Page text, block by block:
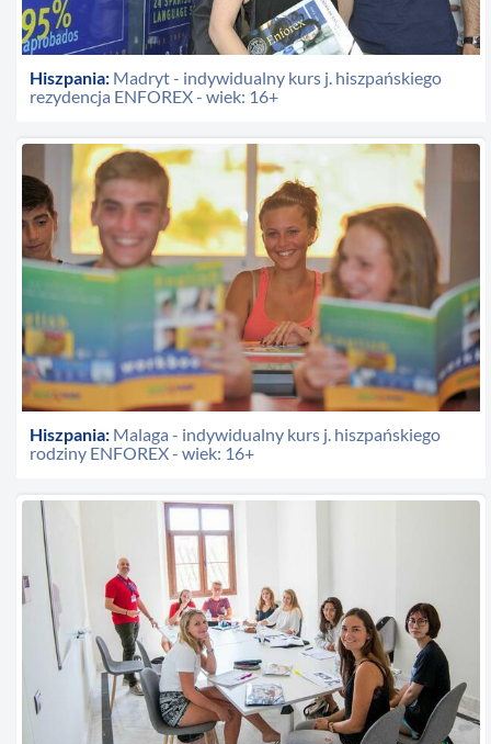
Hiszpania: Madryt - indywidualny kurs j. hiszpańskiego
rezydencja ENFOREX - wiek: 16+
Hiszpania: Malaga - indywidualny kurs j. hiszpańskiego
rodziny ENFOREX - wiek: 16+